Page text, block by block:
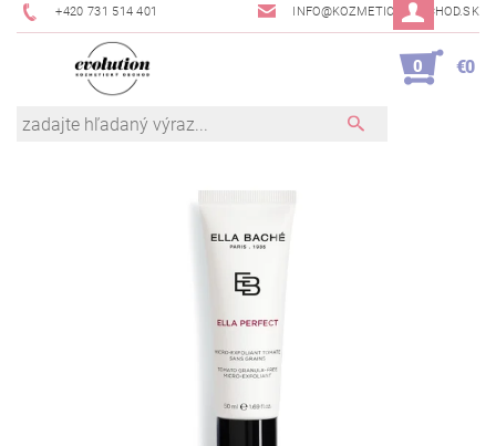
+420 731 514 401 INFO@KOZMETICKYOBCHOD.SK
0 €0